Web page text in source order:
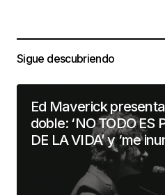
Sigue descubriendo
Ed Maverick
doble: ‘NO TODO ES
DE LA VIDA’ y ‘me